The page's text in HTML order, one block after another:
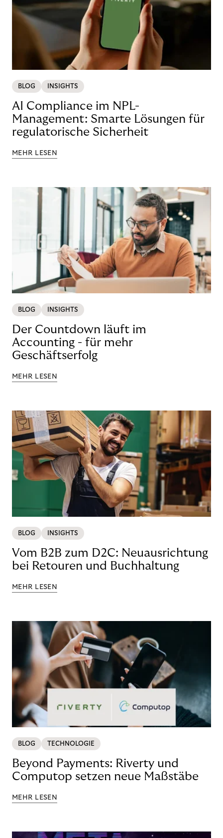
BLOG INSIGHTS
AI Compliance im NPL-
Management: Smarte Lösungen für
regulatorische Sicherheit
MEHR LESEN
BLOG INSIGHTS
Der Countdown läuft im
Accounting - für mehr
Geschäftserfolg
MEHR LESEN
BLOG INSIGHTS
Vom B2B zum D2C: Neuausrichtung
bei Retouren und Buchhaltung
MEHR LESEN
BLOG TECHNOLOGIE
Beyond Payments: Riverty und
Computop setzen neue Maßstäbe
MEHR LESEN